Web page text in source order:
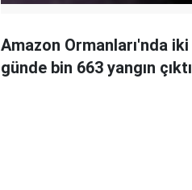
Amazon Ormanları'nda iki
günde bin 663 yangın çıktı